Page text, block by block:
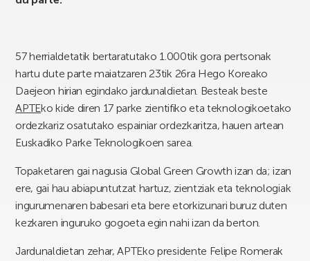
57 herrialdetatik bertaratutako 1.000tik gora pertsonak
hartu dute parte maiatzaren 23tik 26ra Hego Koreako
Daejeon hirian egindako jardunaldietan. Besteak beste
APTEko kide diren 17 parke zientifiko eta teknologikoetako
ordezkariz osatutako espainiar ordezkaritza, hauen artean
Euskadiko Parke Teknologikoen sarea.
Topaketaren gai nagusia Global Green Growth izan da; izan
ere, gai hau abiapuntutzat hartuz, zientziak eta teknologiak
ingurumenaren babesari eta bere etorkizunari buruz duten
kezkaren inguruko gogoeta egin nahi izan da berton.
Jardunaldietan zehar, APTEko presidente Felipe Romerak